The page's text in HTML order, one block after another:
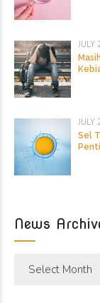
JULY
JULY
Sel
News
Select Month